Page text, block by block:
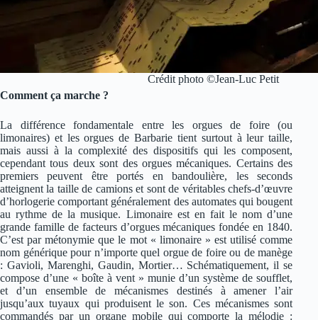
Crédit photo ©Jean-Luc Petit
Comment ça marche ?
La différence fondamentale entre les orgues de foire (ou
limonaires) et les orgues de Barbarie tient surtout à leur taille,
mais aussi à la complexité des dispositifs qui les composent,
cependant tous deux sont des orgues mécaniques. Certains des
premiers peuvent être portés en bandoulière, les seconds
atteignent la taille de camions et sont de véritables chefs-d’œuvre
d’horlogerie comportant généralement des automates qui bougent
au rythme de la musique. Limonaire est en fait le nom d’une
grande famille de facteurs d’orgues mécaniques fondée en 1840.
C’est par métonymie que le mot « limonaire » est utilisé comme
nom générique pour n’importe quel orgue de foire ou de manège
: Gavioli, Marenghi, Gaudin, Mortier… Schématiquement, il se
compose d’une « boîte à vent » munie d’un système de soufflet,
et d’un ensemble de mécanismes destinés à amener l’air
jusqu’aux tuyaux qui produisent le son. Ces mécanismes sont
commandés par un organe mobile qui comporte la mélodie :